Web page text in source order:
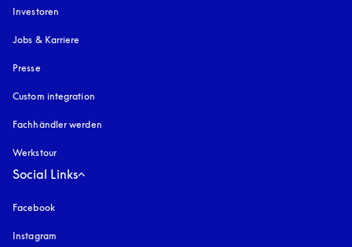
Investoren
Jobs & Karriere
Presse
Custom integration
Fachhändler werden
Werkstour
Social Links
Facebook
Instagram